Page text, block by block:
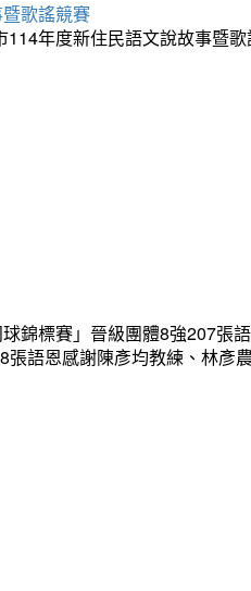
歌謠競賽
年度新住民語文說故事暨
錦標賽」晉級團體8強207張
語恩感謝陳彥均教練、林彥